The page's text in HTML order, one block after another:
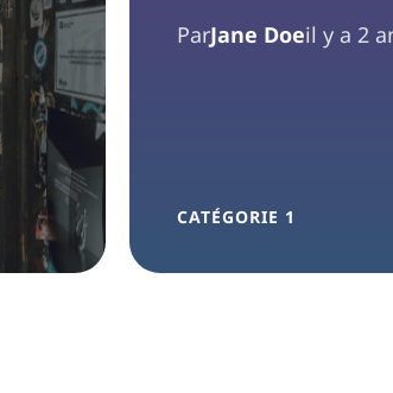
ParJane Doeil y a 2
CATÉGORIE 1